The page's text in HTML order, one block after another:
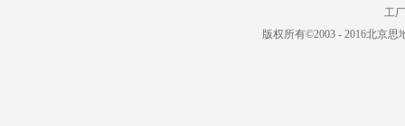
工
版权所有©2003 - 2016北京